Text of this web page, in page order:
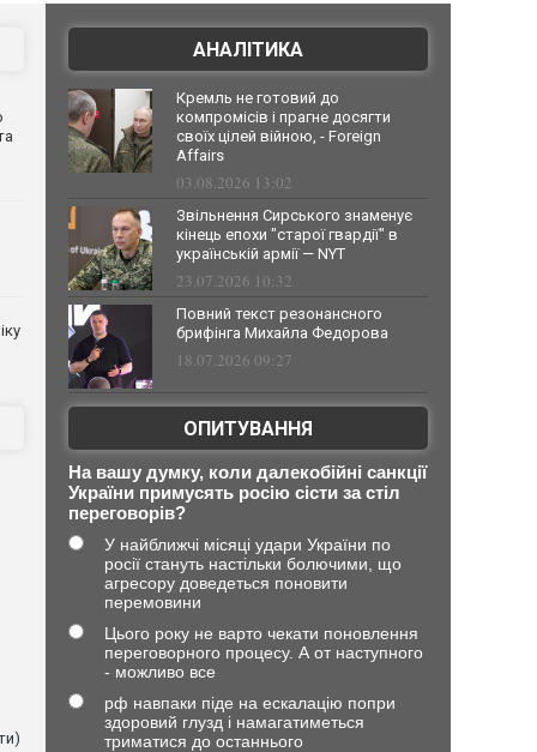
АНАЛІТИКА
Кремль не готовий до
компромісів і прагне досягти
своїх цілей війною, - Foreign
Affairs
03.08.2026 13:02
Звільнення Сирського знаменує
кінець епохи "старої гвардії" в
українській армії — NYT
23.07.2026 10:32
Повний текст резонансного
брифінга Михайла Федорова
18.07.2026 09:27
ОПИТУВАННЯ
На вашу думку, коли далекобійні санкції
України примусять росію сісти за стіл
переговорів?
У найближчі місяці удари України по
росії стануть настільки болючими, що
агресору доведеться поновити
перемовини
Цього року не варто чекати поновлення
переговорного процесу. А от наступного
- можливо все
рф навпаки піде на ескалацію попри
здоровий глузд і намагатиметься
триматися до останнього